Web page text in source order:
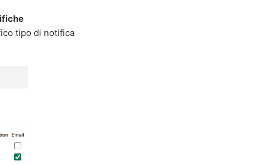
tipo di notifica